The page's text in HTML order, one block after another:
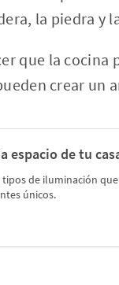
la piedra y
que la cocina
crear un
espacio de tu
tipos de iluminación que
únicos.